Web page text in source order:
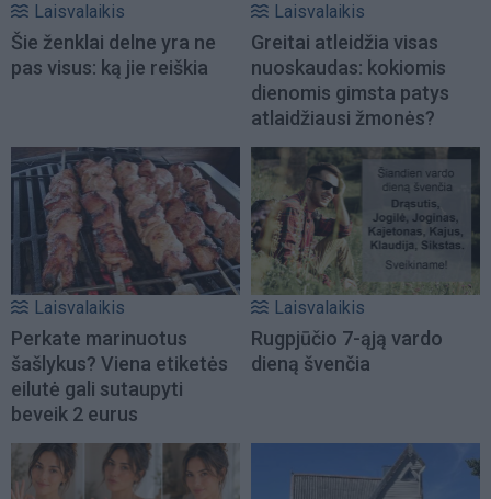
Laisvalaikis
Šie ženklai delne yra ne
pas visus: ką jie reiškia
Laisvalaikis
Greitai atleidžia visas
nuoskaudas: kokiomis
dienomis gimsta patys
atlaidžiausi žmonės?
Laisvalaikis
Perkate marinuotus
šašlykus? Viena etiketės
eilutė gali sutaupyti
beveik 2 eurus
Laisvalaikis
Rugpjūčio 7-ąją vardo
dieną švenčia